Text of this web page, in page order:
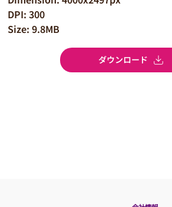
DPI: 300
Size: 9.8MB
ダウンロード